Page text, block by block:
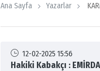
Ana Sayfa Yazarlar
12-02-2025 15:56
Hakiki Kabakçı :